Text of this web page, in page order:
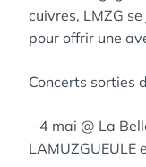
cuivres, LMZG
pour offrir une
Concerts sorties
– 4 mai @ La
LAMUZGUEULE